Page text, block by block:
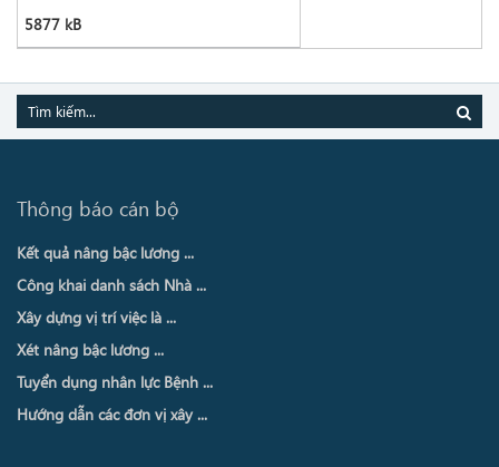
5877 kB
Thông báo cán bộ
Kết quả nâng bậc lương ...
Công khai danh sách Nhà ...
Xây dựng vị trí việc là ...
Xét nâng bậc lương ...
Tuyển dụng nhân lực Bệnh ...
Hướng dẫn các đơn vị xây ...